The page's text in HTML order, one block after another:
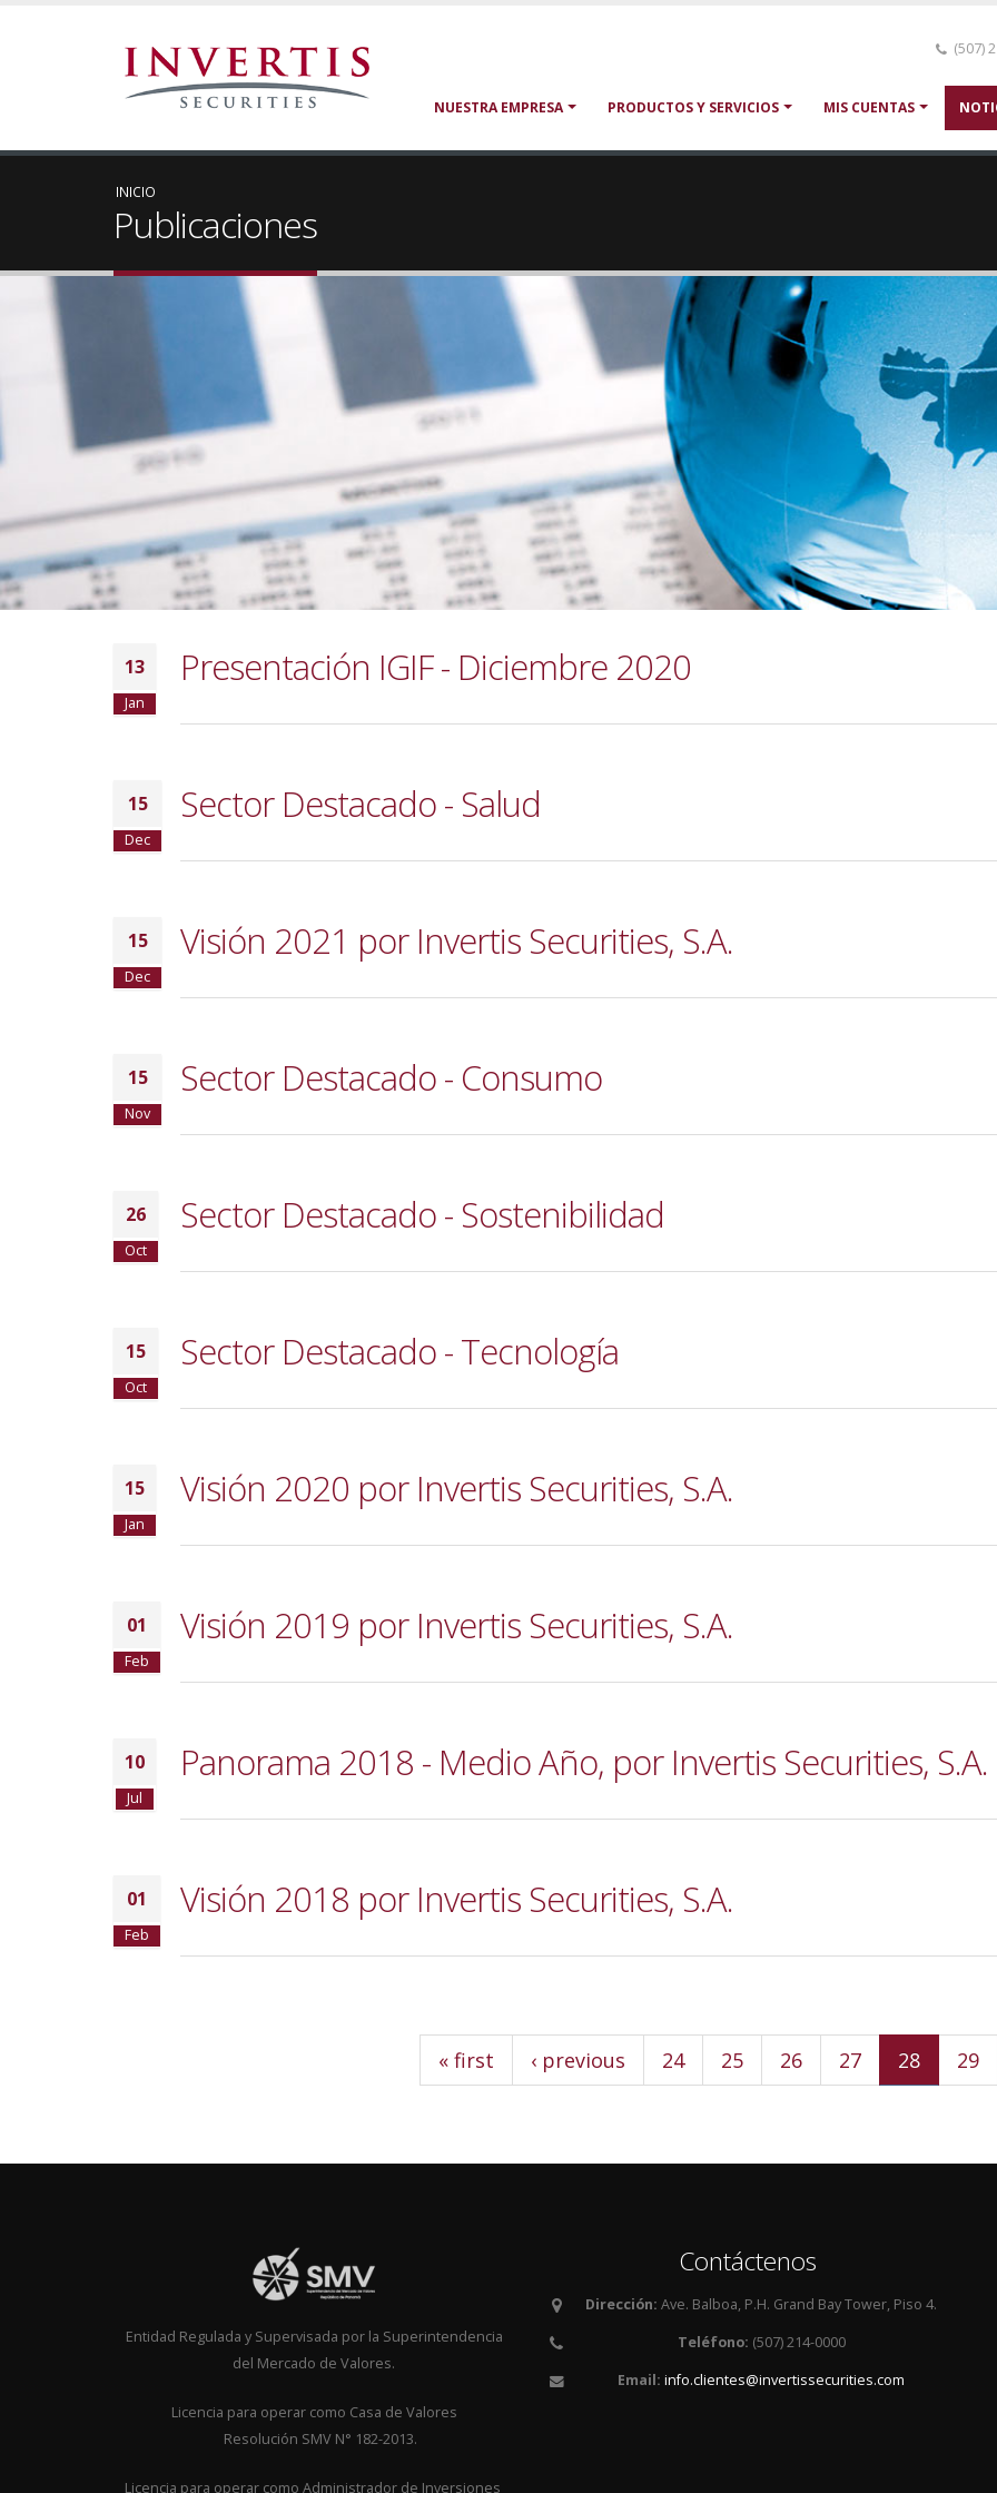
(507)
NUESTRA EMPRESA PRODUCTOS Y SERVICIOS MIS CUENTAS
INICIO
Publicaciones
13
Jan
Presentación IGIF - Diciembre 2020
15
Dec
Sector Destacado - Salud
15
Dec
Visión 2021 por Invertis Securities, S.A.
15
Nov
Sector Destacado - Consumo
26
Oct
Sector Destacado - Sostenibilidad
15
Oct
Sector Destacado - Tecnología
15
Jan
Visión 2020 por Invertis Securities, S.A.
01
Feb
Visión 2019 por Invertis Securities, S.A.
10
Jul
Panorama 2018 - Medio Año, por Invertis Securities, S.A.
01
Feb
Visión 2018 por Invertis Securities, S.A.
« first ‹ previous 24 25 26 27 28 29
Entidad Regulada y Supervisada por la Superintendencia
del Mercado de Valores.
Licencia para operar como Casa de Valores
Resolución SMV N° 182-2013.
Licencia para operar como Administrador de Inversiones
Contáctenos
Dirección: Ave. Balboa, P.H. Grand Bay Tower, Piso 4.
Teléfono: (507) 214-0000
Email: info.clientes@invertissecurities.com